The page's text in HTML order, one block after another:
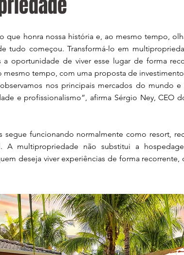
que honra nossa história e, ao mesmo tempo,
tudo começou. Transformá-lo em
a oportunidade de viver esse lugar de forma
mesmo tempo, com uma proposta de
nos principais mercados do mundo
e profissionalismo”, afirma Sérgio Ney, CEO
segue funcionando normalmente como resort,
A multipropriedade não substitui a
deseja viver experiências de forma recorrente,